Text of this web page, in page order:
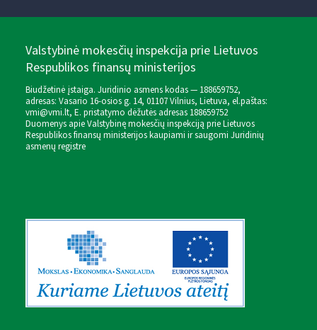
Valstybinė mokesčių inspekcija prie Lietuvos
Respublikos finansų ministerijos
Biudžetinė įstaiga. Juridinio asmens kodas — 188659752,
adresas: Vasario 16-osios g. 14, 01107 Vilnius, Lietuva, el.paštas:
vmi@vmi.lt, E. pristatymo dėžutės adresas 188659752
Duomenys apie Valstybinę mokesčių inspekciją prie Lietuvos
Respublikos finansų ministerijos kaupiami ir saugomi Juridinių
asmenų registre